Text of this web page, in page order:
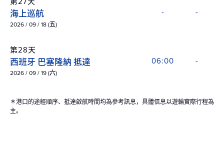
海上巡航
2026 / 09 / 18 (五)
- -
第28天
西班牙 巴塞隆納 抵達
2026 / 09 / 19 (六)
06:00 -
＊港口的途經順序、抵達啟航時間均為參考訊息，具體信息以遊輪實際行程為
主。